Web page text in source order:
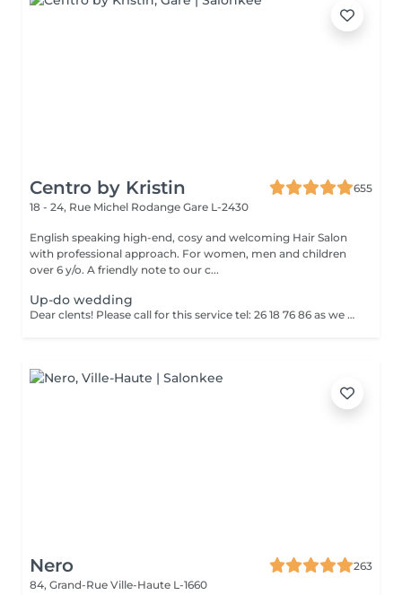
Centro by Kristin
655
18 - 24, Rue Michel Rodange Gare L-2430
English speaking high-end, cosy and welcoming Hair Salon
with professional approach. For women, men and children
over 6 y/o. A friendly note to our c...
Up-do wedding
Dear clents! Please call for this service tel: 26 18 76 86 as we need to book a trial styling before the big day. Wash-blowout- pins-curls/straightincluded A test run is a must, at least a week before! (Included)
Nero
263
84, Grand-Rue Ville-Haute L-1660